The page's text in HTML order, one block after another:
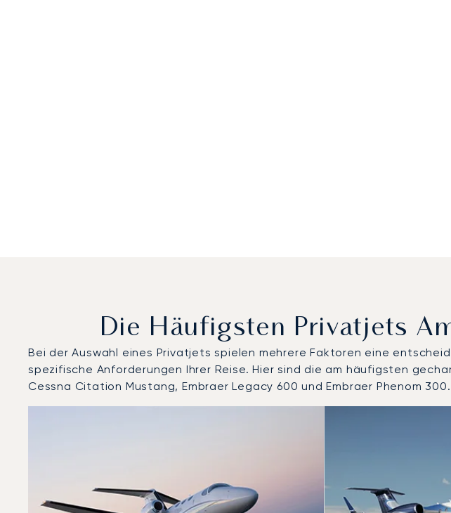
Die Häufigsten Privatjets
Bei der Auswahl eines Privatjets spielen mehrere Faktoren eine
spezifische Anforderungen Ihrer Reise. Hier sind die am häufigsten
Cessna Citation Mustang, Embraer Legacy 600 und Embraer Phenom 300.
Flughafen Annecy Mont-Blanc : Die 3 meistgeflogenen Flugzeugmodelle nach